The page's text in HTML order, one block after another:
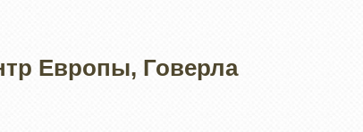
Европы, Говерла